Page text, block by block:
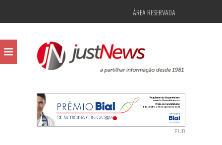
ÁREA RESERVADA
PUB